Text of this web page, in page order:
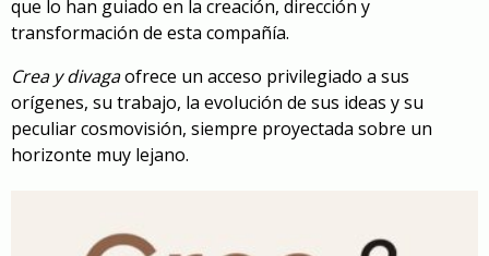
que lo han guiado en la creación, dirección y
transformación de esta compañía.
Crea y divagaofrece un acceso privilegiado a sus
orígenes, su trabajo, la evolución de sus ideas y su
peculiar cosmovisión, siempre proyectada sobre un
horizonte muy lejano.